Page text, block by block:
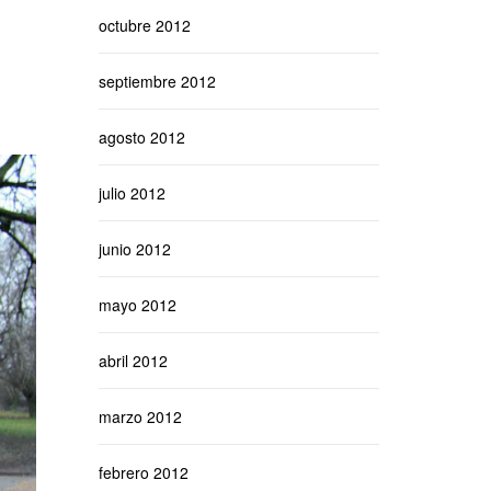
octubre 2012
septiembre 2012
agosto 2012
julio 2012
junio 2012
mayo 2012
abril 2012
marzo 2012
febrero 2012